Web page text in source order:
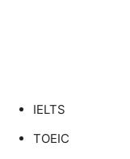
IELTS
TOEIC